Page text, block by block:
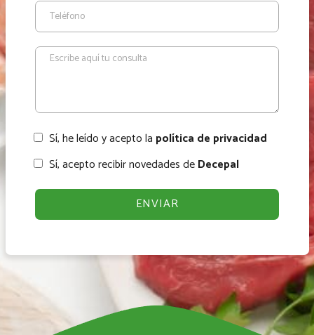
Sí, he leído y acepto la política de privacidad
Sí, acepto recibir novedades deDecepal